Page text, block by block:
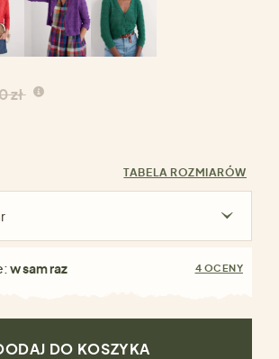
zł
TABELA ROZMIARÓW
w sam raz 4 OCENY
DO KOSZYKA